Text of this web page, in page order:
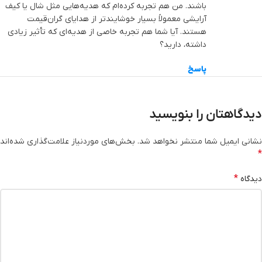
باشند. من هم تجربه کرده‌ام که هدیه‌هایی مثل شال یا کیف
آرایشی معمولاً بسیار خوشایندتر از هدایای گران‌قیمت
هستند. آیا شما هم تجربه خاصی از هدیه‌ای که تأثیر زیادی
داشته، دارید؟
پاسخ
دیدگاهتان را بنویسید
نشانی ایمیل شما منتشر نخواهد شد. بخش‌های موردنیاز علامت‌گذاری شده‌اند
*
دیدگاه *